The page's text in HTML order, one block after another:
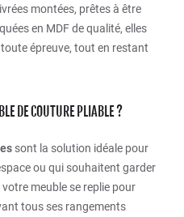
montées, prêtes à être
en MDF de qualité, elles
épreuve, tout en restant
DE COUTURE PLIABLE ?
sont la solution idéale pour
ou qui souhaitent garder
meuble se replie pour
tous ses rangements